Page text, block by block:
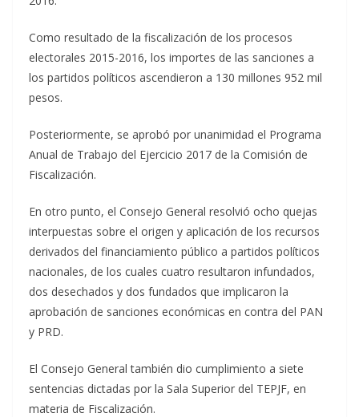
Como resultado de la fiscalización de los procesos
electorales 2015-2016, los importes de las sanciones a
los partidos políticos ascendieron a 130 millones 952 mil
pesos.
Posteriormente, se aprobó por unanimidad el Programa
Anual de Trabajo del Ejercicio 2017 de la Comisión de
Fiscalización.
En otro punto, el Consejo General resolvió ocho quejas
interpuestas sobre el origen y aplicación de los recursos
derivados del financiamiento público a partidos políticos
nacionales, de los cuales cuatro resultaron infundados,
dos desechados y dos fundados que implicaron la
aprobación de sanciones económicas en contra del PAN
y PRD.
El Consejo General también dio cumplimiento a siete
sentencias dictadas por la Sala Superior del TEPJF, en
materia de Fiscalización.